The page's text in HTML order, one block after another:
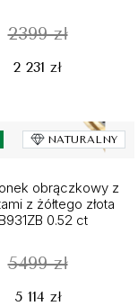
2399 zł
2 231 zł
NATURALNY
obrączkowy z
z żółtego złota
0.52 ct
5499 zł
5 114 zł